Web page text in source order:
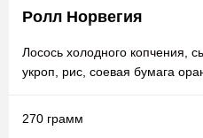
Ролл Норвегия
Лосось холодного копчения,
укроп, рис, соевая бумага
270 грамм